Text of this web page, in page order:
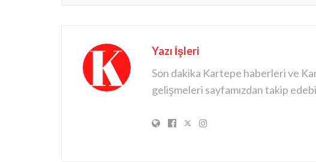
Yazı İşleri
Son dakika Kartepe haberleri ve
gelişmeleri sayfamızdan takip